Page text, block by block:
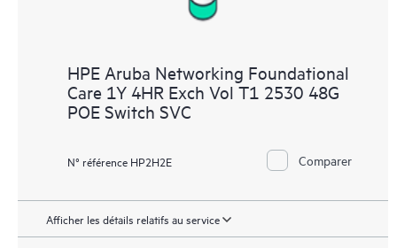
HPE Aruba Networking Foundational
Care 1Y 4HR Exch Vol T1 2530 48G
POE Switch SVC
N° référence HP2H2E Comparer
Afficher les détails relatifs au service